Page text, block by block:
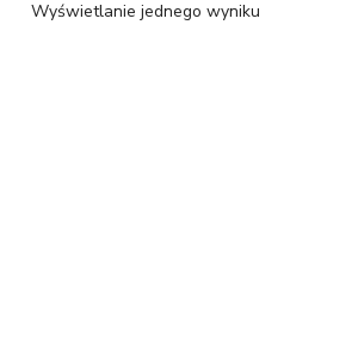
Wyświetlanie jednego wyniku